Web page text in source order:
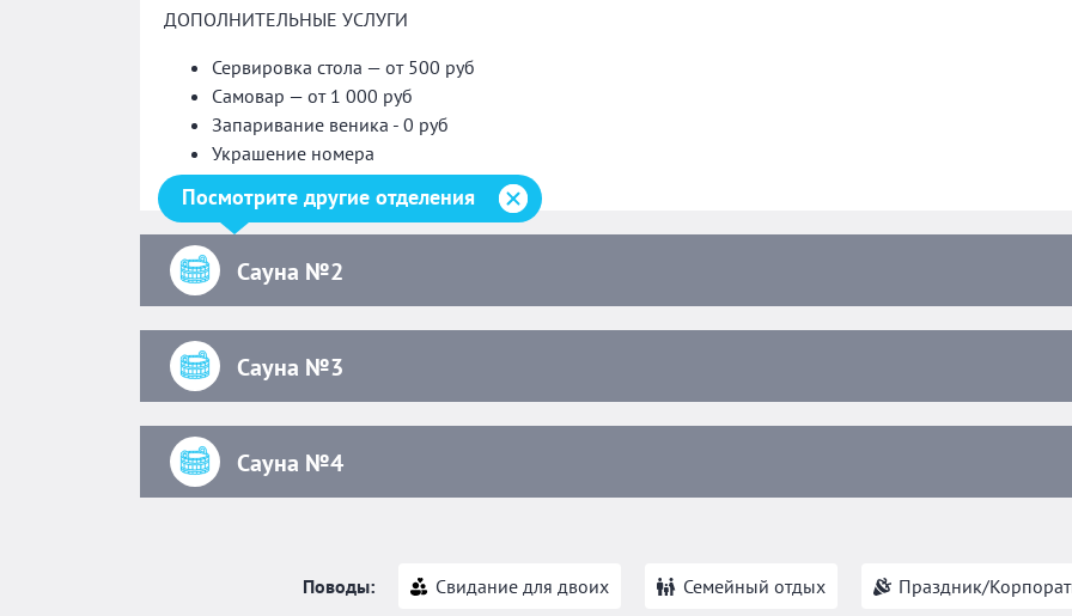
ДОПОЛНИТЕЛЬНЫЕ УСЛУГИ
Сервировка стола — от 500 руб
Самовар — от 1 000 руб
Запаривание веника - 0 руб
Украшение номера
Посмотрите другие отделения
Сауна №2
Сауна №3
Сауна №4
Поводы: Свидание для двоих Семейный отдых Праздник/